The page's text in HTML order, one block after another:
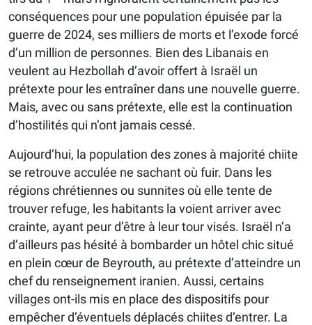
conséquences pour une population épuisée par la
guerre de 2024, ses milliers de morts et l’exode forcé
d’un million de personnes. Bien des Libanais en
veulent au Hezbollah d’avoir offert à Israël un
prétexte pour les entraîner dans une nouvelle guerre.
Mais, avec ou sans prétexte, elle est la continuation
d’hostilités qui n’ont jamais cessé.
Aujourd’hui, la population des zones à majorité chiite
se retrouve acculée ne sachant où fuir. Dans les
régions chrétiennes ou sunnites où elle tente de
trouver refuge, les habitants la voient arriver avec
crainte, ayant peur d’être à leur tour visés. Israël n’a
d’ailleurs pas hésité à bombarder un hôtel chic situé
en plein cœur de Beyrouth, au prétexte d’atteindre un
chef du renseignement iranien. Aussi, certains
villages ont-ils mis en place des dispositifs pour
empêcher d’éventuels déplacés chiites d’entrer. La